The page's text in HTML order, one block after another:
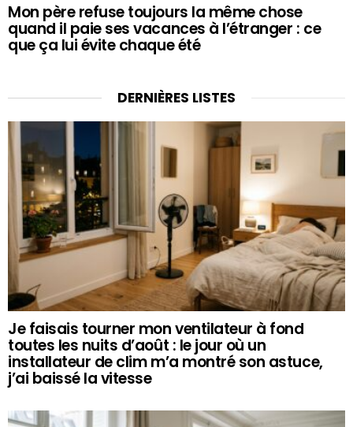
Mon père refuse toujours la même chose
quand il paie ses vacances à l’étranger : ce
que ça lui évite chaque été
DERNIÈRES LISTES
Je faisais tourner mon ventilateur à fond
toutes les nuits d’août : le jour où un
installateur de clim m’a montré son astuce,
j’ai baissé la vitesse